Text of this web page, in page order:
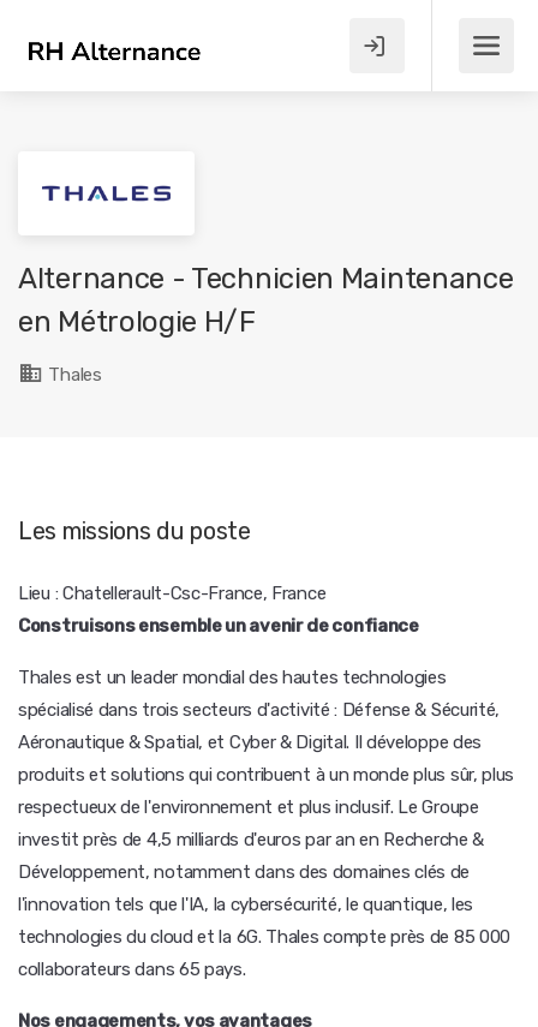
Alternance - Technicien Maintenance
en Métrologie H/F
Thales
Les missions du poste
Lieu : Chatellerault-Csc-France, France
Construisons ensemble un avenir de confiance
Thales est un leader mondial des hautes technologies
spécialisé dans trois secteurs d'activité : Défense & Sécurité,
Aéronautique & Spatial, et Cyber & Digital. Il développe des
produits et solutions qui contribuent à un monde plus sûr, plus
respectueux de l'environnement et plus inclusif. Le Groupe
investit près de 4,5 milliards d'euros par an en Recherche &
Développement, notamment dans des domaines clés de
l'innovation tels que l'IA, la cybersécurité, le quantique, les
technologies du cloud et la 6G. Thales compte près de 85 000
collaborateurs dans 65 pays.
Nos engagements, vos avantages